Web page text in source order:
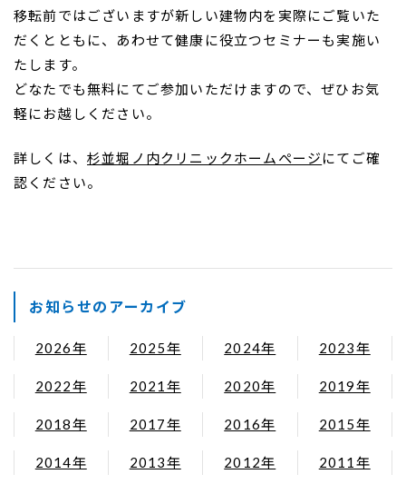
移転前ではございますが新しい建物内を実際にご覧いた
だくとともに、あわせて健康に役立つセミナーも実施い
たします。
どなたでも無料にてご参加いただけますので、ぜひお気
軽にお越しください。
詳しくは、 杉並堀ノ内クリニックホームぺージ にてご確
認ください。
お知らせのアーカイブ
2026年 2025年 2024年 2023年
2022年 2021年 2020年 2019年
2018年 2017年 2016年 2015年
2014年 2013年 2012年 2011年